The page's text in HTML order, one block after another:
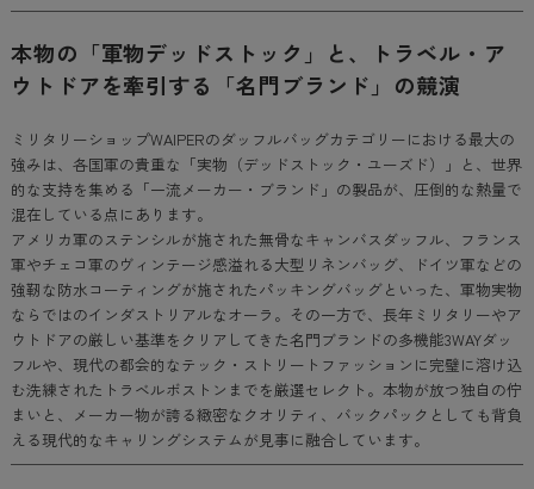
本物の「軍物デッドストック」と、トラベル・ア
ウトドアを牽引する「名門ブランド」の競演
ミリタリーショップWAIPERのダッフルバッグカテゴリーにおける最大の
強みは、各国軍の貴重な「実物（デッドストック・ユーズド）」と、世界
的な支持を集める「一流メーカー・ブランド」の製品が、圧倒的な熱量で
混在している点にあります。
アメリカ軍のステンシルが施された無骨なキャンバスダッフル、フランス
軍やチェコ軍のヴィンテージ感溢れる大型リネンバッグ、ドイツ軍などの
強靭な防水コーティングが施されたパッキングバッグといった、軍物実物
ならではのインダストリアルなオーラ。その一方で、長年ミリタリーやア
ウトドアの厳しい基準をクリアしてきた名門ブランドの多機能3WAYダッ
フルや、現代の都会的なテック・ストリートファッションに完璧に溶け込
む洗練されたトラベルボストンまでを厳選セレクト。本物が放つ独自の佇
まいと、メーカー物が誇る緻密なクオリティ、バックパックとしても背負
える現代的なキャリングシステムが見事に融合しています。